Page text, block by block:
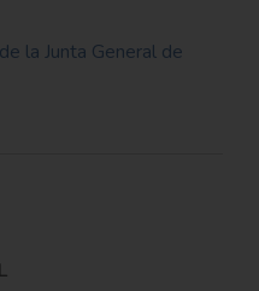
la Junta General de